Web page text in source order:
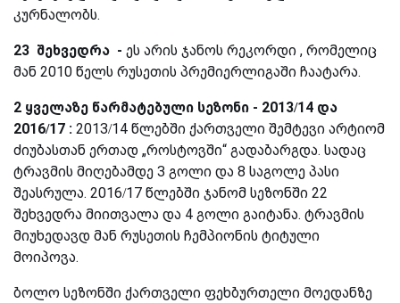
კურნალობს.
23 შეხვედრა - ეს არის ჯანოს რეკორდი , რომელიც
მან 2010 წელს რუსეთის პრემიერლიგაში ჩაატარა.
2 ყველაზე წარმატებული სეზონი - 2013/14 და
2016/17 : 2013/14 წლებში ქართველი შემტევი არტიომ
ძიუბასთან ერთად „როსტოვში“ გადაბარგდა. სადაც
ტრავმის მიღებამდე 3 გოლი და 8 საგოლე პასი
შეასრულა. 2016/17 წლებში ჯანომ სეზონში 22
შეხვედრა მიითვალა და 4 გოლი გაიტანა. ტრავმის
მიუხედავდ მან რუსეთის ჩემპიონის ტიტული
მოიპოვა.
ბოლო სეზონში ქართველი ფეხბურთელი მოედანზე